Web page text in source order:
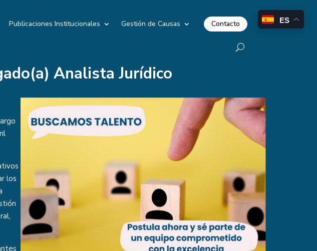
Publicaciones Institucionales Gestión de Causas Contacto
Analista Jurídico
los
ES